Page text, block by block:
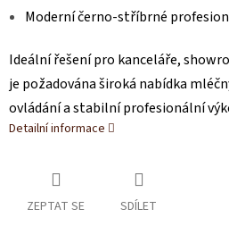
Moderní černo-stříbrné
Ideální řešení pro kanceláře,
je požadována široká nabídka
ovládání a stabilní profesionální
Detailní informace
ZEPTAT SE SDÍLET